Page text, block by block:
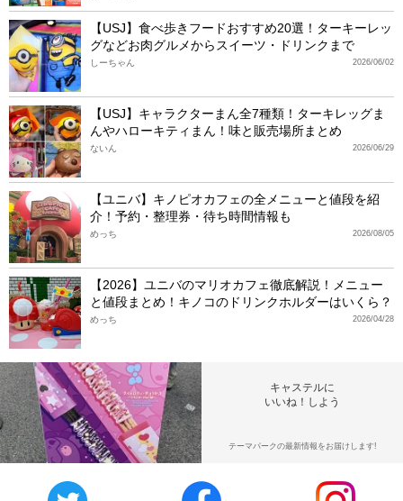
【USJ】食べ歩きフードおすすめ20選！ターキーレッ
グなどお肉グルメからスイーツ・ドリンクまで
2026/06/02
しーちゃん
【USJ】キャラクターまん全7種類！ターキレッグま
んやハローキティまん！味と販売場所まとめ
2026/06/29
ないん
【ユニバ】キノピオカフェの全メニューと値段を紹
介！予約・整理券・待ち時間情報も
2026/08/05
めっち
【2026】ユニバのマリオカフェ徹底解説！メニュー
と値段まとめ！キノコのドリンクホルダーはいくら？
2026/04/28
めっち
キャステルに
いいね！しよう
テーマパークの最新情報をお届けします!